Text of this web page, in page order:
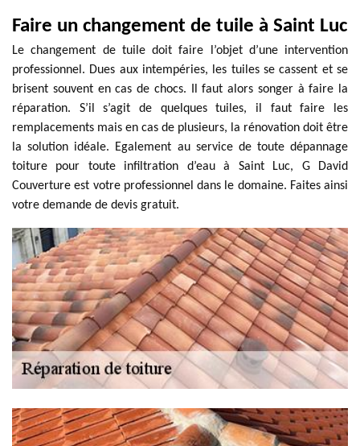
Faire un changement de tuile à Saint Luc
Le changement de tuile doit faire l’objet d’une intervention
professionnel. Dues aux intempéries, les tuiles se cassent et se
brisent souvent en cas de chocs. Il faut alors songer à faire la
réparation. S’il s’agit de quelques tuiles, il faut faire les
remplacements mais en cas de plusieurs, la rénovation doit être
la solution idéale. Egalement au service de toute dépannage
toiture pour toute infiltration d’eau à Saint Luc, G David
Couverture est votre professionnel dans le domaine. Faites ainsi
votre demande de devis gratuit.